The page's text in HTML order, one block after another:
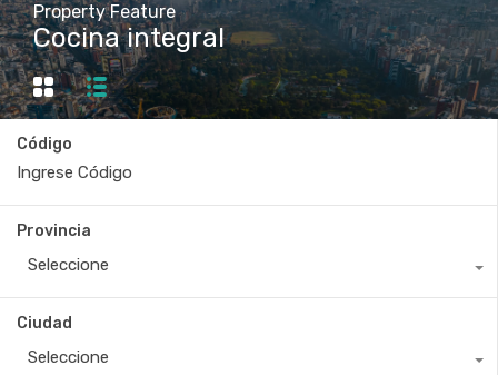
Property Feature
Cocina integral
Código
Provincia
Seleccione
Ciudad
Seleccione